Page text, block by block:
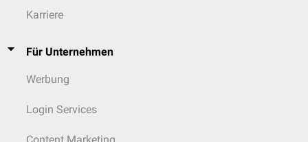
Karriere
Für Unternehmen
Werbung
Login Services